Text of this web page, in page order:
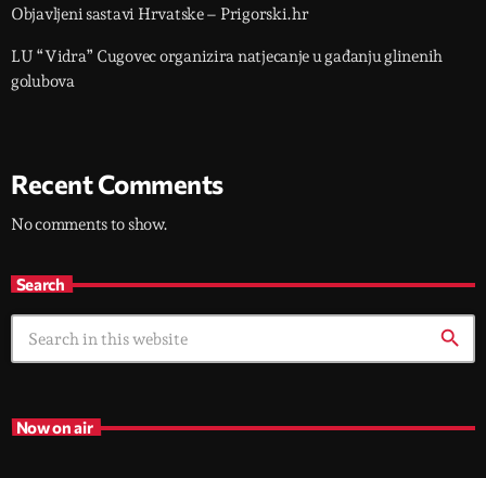
Objavljeni sastavi Hrvatske – Prigorski.hr
LU “Vidra” Cugovec organizira natjecanje u gađanju glinenih
golubova
Recent Comments
No comments to show.
Search
search
Now on air